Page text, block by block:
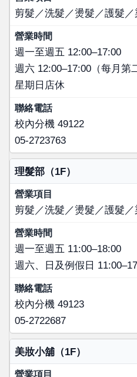
剪髮／洗髮／燙髮／護髮
週一至週五 12:00–17:00
週六 12:00–17:00（每月第
星期日店休
校內分機 49122
05-2723763
理髮部（1F）
剪髮／洗髮／燙髮／護髮
週一至週五 11:00–18:00
週六、日及例假日
校內分機 49123
05-2722687
美妝小舖（1F）